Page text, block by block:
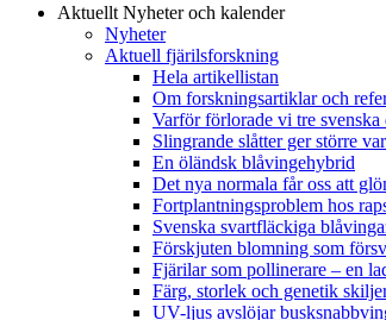
Aktuellt Nyheter och kalender
Nyheter
Aktuell fjärilsforskning
Hela artikellistan
Om forskningsartiklar och
Varför förlorade vi tre svenska
Slingrande slåtter ger större
En öländsk blåvingehybrid
Det nya normala får oss att
Fortplantningsproblem hos
Svenska svartfläckiga
Förskjuten blomning som
Fjärilar som pollinerare – en
Färg, storlek och genetik
UV-ljus avslöjar